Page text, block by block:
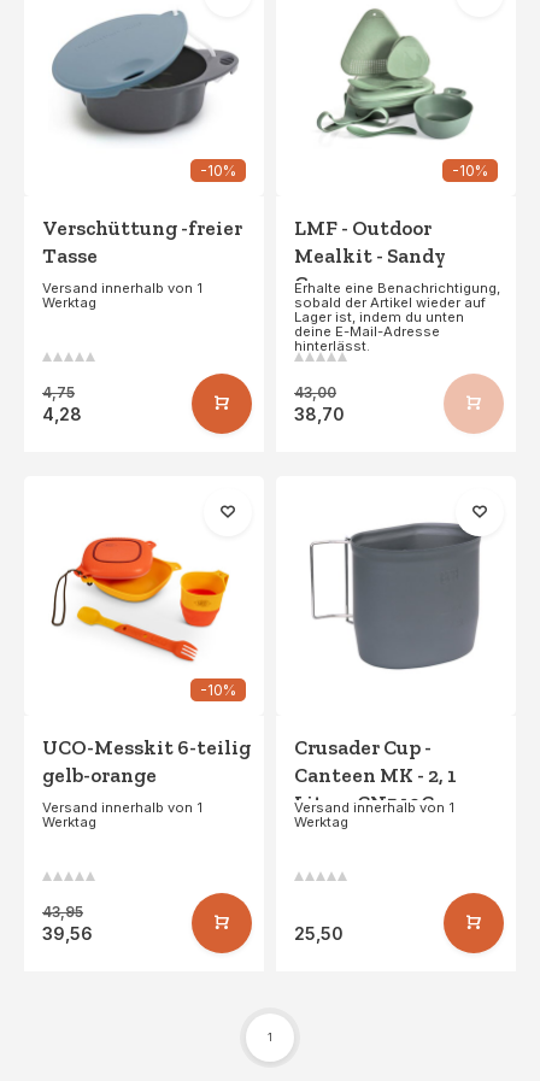
-10%
Verschüttung -freier
Tasse
Versand innerhalb von 1
Werktag
4,75
4,28
-10%
LMF - Outdoor
Mealkit - Sandy
Green
Erhalte eine Benachrichtigung,
sobald der Artikel wieder auf
Lager ist, indem du unten
deine E-Mail-Adresse
hinterlässt.
43,00
38,70
-10%
UCO-Messkit 6-teilig
gelb-orange
Versand innerhalb von 1
Werktag
43,95
39,56
Crusader Cup -
Canteen MK - 2, 1
Liter - CN540C
Versand innerhalb von 1
Werktag
25,50
1